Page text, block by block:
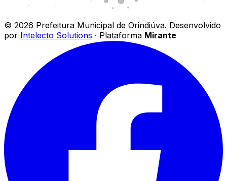
© 2026 Prefeitura Municipal de Orindiúva. Desenvolvido
por Intelecto Solutions · Plataforma Mirante